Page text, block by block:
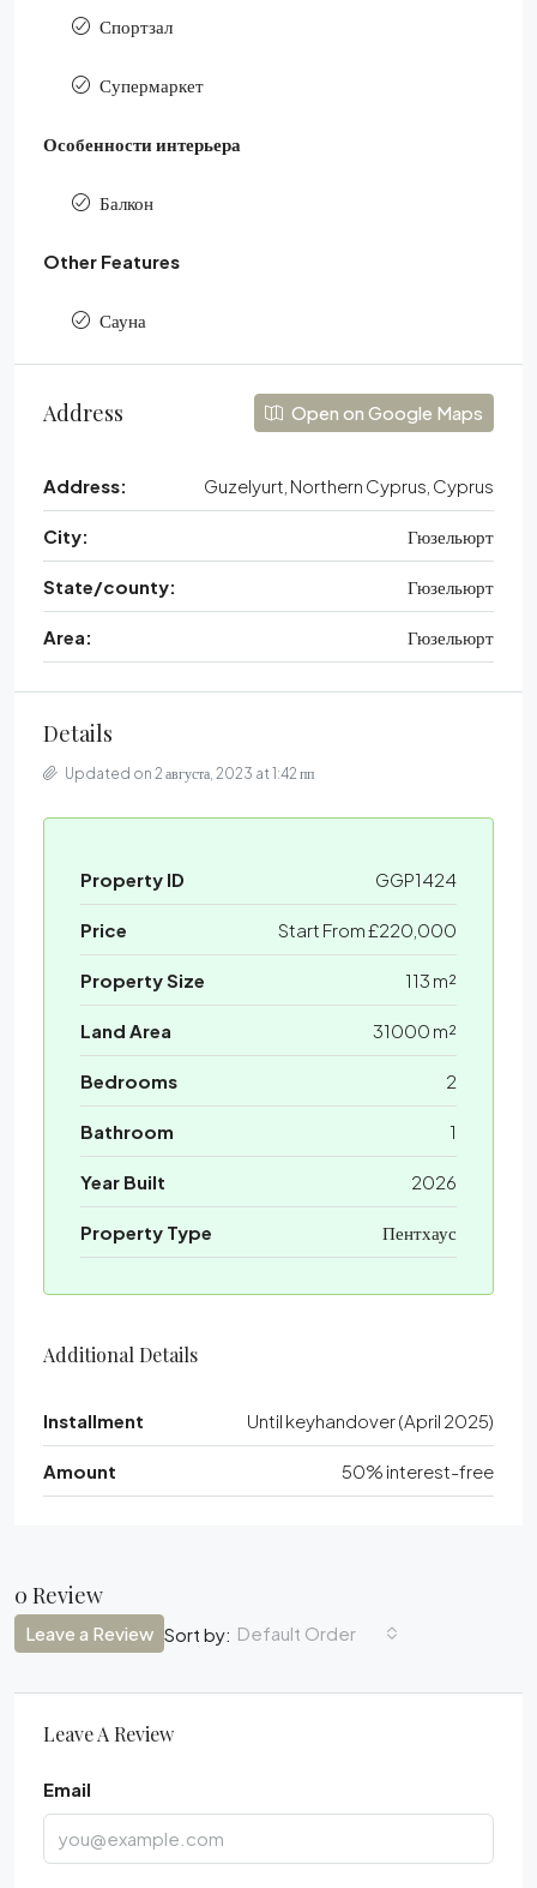
Спортзал
Супермаркет
Особенности интерьера
Балкон
Other Features
Сауна
Address Open on Google Maps
Address: Guzelyurt, Northern Cyprus, Cyprus
City: Гюзельюрт
State/county: Гюзельюрт
Area: Гюзельюрт
Details
Updated on 2 августа, 2023 at 1:42 пп
Property ID GGP1424
Price Start From£220,000
Property Size 113 m²
Land Area 31000 m²
Bedrooms 2
Bathroom 1
Year Built 2026
Property Type Пентхаус
Additional Details
Installment Until keyhandover (April 2025)
Amount 50% interest-free
0 Review
Sort by: Default Order
Leave a Review
Leave A Review
Email